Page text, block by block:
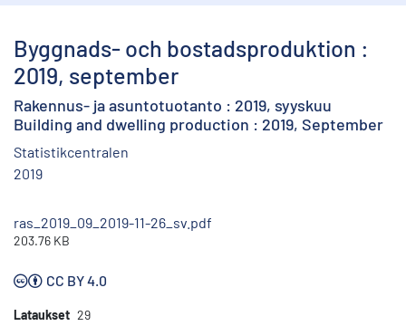
Byggnads- och bostadsproduktion :
2019, september
Rakennus- ja asuntotuotanto : 2019, syyskuu
Building and dwelling production : 2019, September
Statistikcentralen
2019
ras_2019_09_2019-11-26_sv.pdf
203.76 KB
CC BY 4.0
Lataukset 29